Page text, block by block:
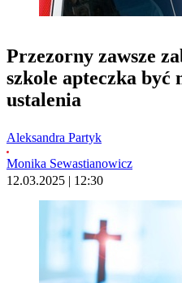
Przezorny zawsze
szkole apteczka być
ustalenia
Aleksandra Partyk
Monika Sewastianowicz
12.03.2025 | 12:30